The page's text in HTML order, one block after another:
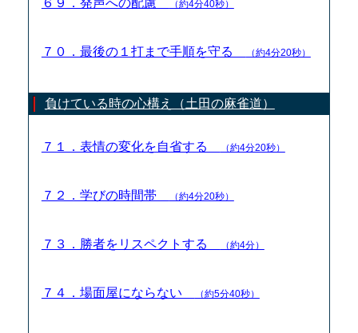
（約4分40秒）
７０．最後の１打まで手順を守る （約4分20秒）
負けている時の心構え（土田の麻雀道）
７１．表情の変化を自省する （約4分20秒）
７２．学びの時間帯 （約4分20秒）
７３．勝者をリスペクトする （約4分）
７４．場面屋にならない （約5分40秒）